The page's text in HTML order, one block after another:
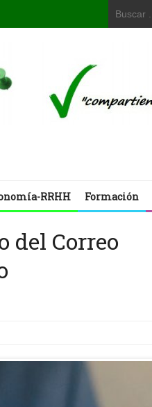
RRHH Formación
del Correo